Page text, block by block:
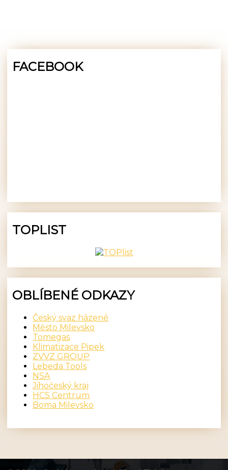
FACEBOOK
TOPLIST
OBLÍBENÉ ODKAZY
Český svaz házené
Město Milevsko
Tomegas
Klimatizace Pipek
ZVVZ GROUP
Lebeda Tools
NSA
Jihočeský kraj
HCS Centrum
Boma Milevsko